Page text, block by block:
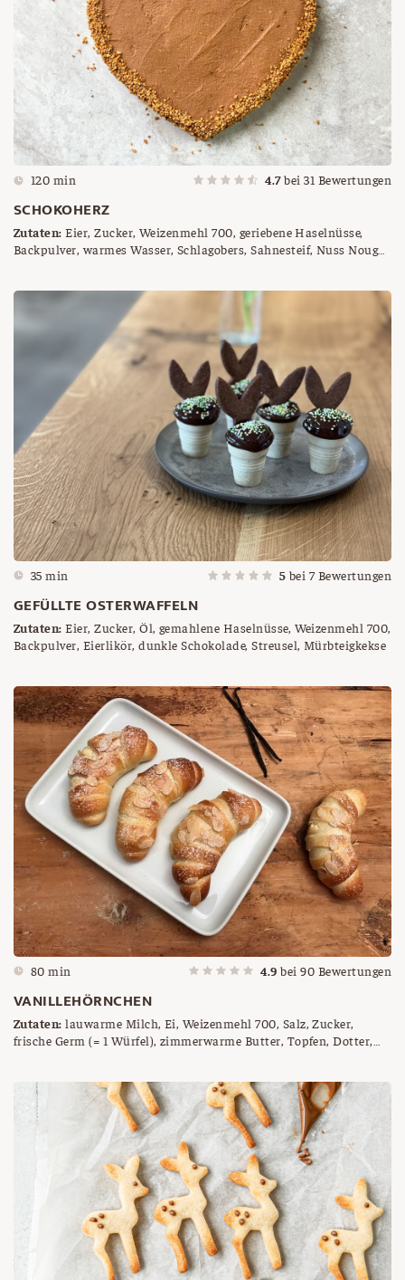
120 min 4.7bei31 Bewertungen
SCHOKOHERZ
Zutaten: Eier, Zucker, Weizenmehl 700, geriebene Haselnüsse,
Backpulver, warmes Wasser, Schlagobers, Sahnesteif, Nuss Nougat
35 min 5 bei 7Bewertungen
GEFÜLLTE OSTERWAFFELN
Zutaten: Eier, Zucker, Öl, gemahlene Haselnüsse, Weizenmehl 700,
Backpulver, Eierlikör, dunkle Schokolade, Streusel, Mürbteigkekse
80 min 4.9 bei90 Bewertungen
VANILLEHÖRNCHEN
Zutaten: lauwarme Milch, Ei, Weizenmehl 700, Salz, Zucker,
frische Germ (= 1 Würfel), zimmerwarme Butter, Topfen, Dotter,